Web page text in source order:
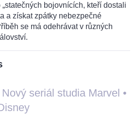
bojovnících, kteří dostali
a získat zpátky nebezpečné
se má odehrávat v různých
seriál studia Marvel •